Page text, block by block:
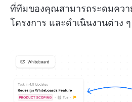
ที่ทีมของคุณสามารถระดมคว
โครงการ และดำเนินงานต่าง